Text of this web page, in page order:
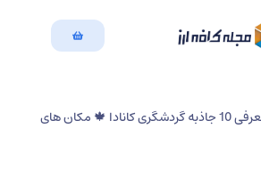
معرفی 10 جاذبه گردشگری کانادا 🍁 مکان های